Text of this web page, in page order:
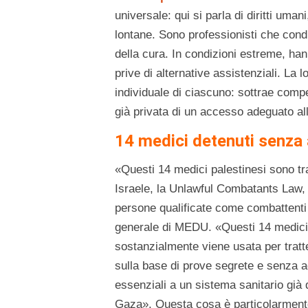
universale: qui si parla di diritti
lontane. Sono professionisti che
della cura. In condizioni estreme,
prive di alternative​ assistenziali. La
individuale di ciascuno: sottrae
già privata di un accesso adeguato
14 medici detenuti
«Questi 14 medici palestinesi sono
Israele, la Unlawful Combatants
persone qualificate come
generale di MEDU. «Questi 14
sostanzialmente viene usata per
sulla base di prove segrete e senza
essenziali a un sistema sanitario già
Gaza». Questa cosa è